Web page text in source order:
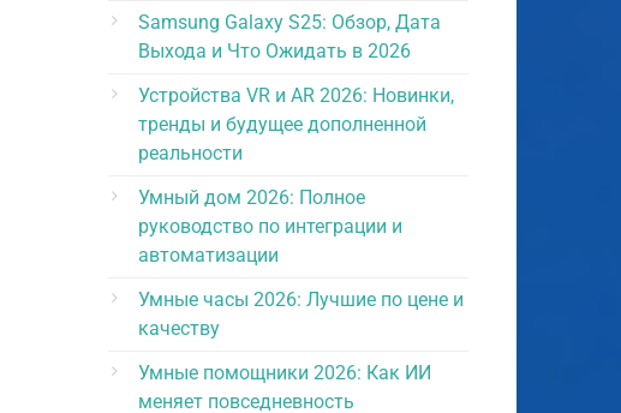
Samsung Galaxy S25: Обзор, Дата
Выхода и Что Ожидать в 2026
Устройства VR и AR 2026: Новинки,
тренды и будущее дополненной
реальности
Умный дом 2026: Полное
руководство по интеграции и
автоматизации
Умные часы 2026: Лучшие по цене и
качеству
Умные помощники 2026: Как ИИ
меняет повседневность